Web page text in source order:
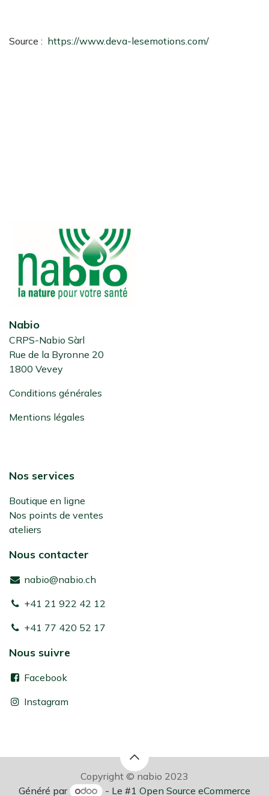
Source : https://www.deva-lesemotions.com/
Nabio
CRPS-Nabio Sàrl
Rue de la Byronne 20
1800 Vevey
Conditions générales
Mentions légales
Nos services
Boutique en ligne
Nos points de ventes
ateliers
Nous contacter
nabio@nabio.ch
+41 21 922 42 12
+41 77 420 52 17
Nous suivre
Facebook
Instagram
Copyright © nabio 2023
Généré par
- Le #1 Open Source eCommerce